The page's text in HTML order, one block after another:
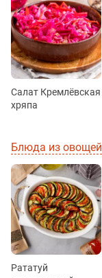
Салат Кремлёвская
хряпа
Блюда из овощей
Рататуй